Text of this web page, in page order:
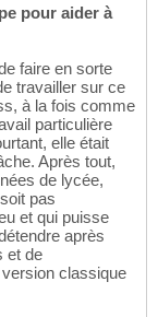
pour aider à
faire en sorte
travailler sur ce
à la fois comme
particulière
elle était
Après tout,
de lycée,
pas
et qui puisse
après
et de
classique